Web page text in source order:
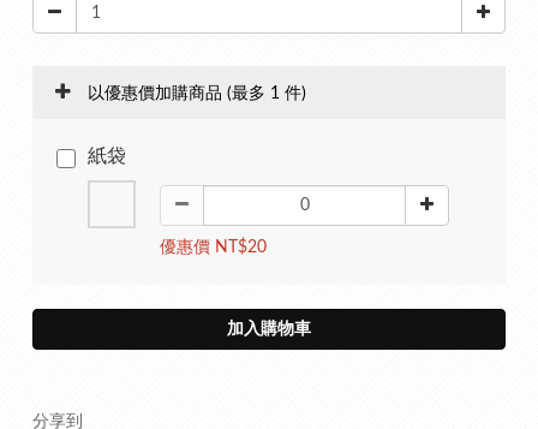
以優惠價加購商品 (最多 1 件)
紙袋
優惠價 NT$20
加入購物車
分享到